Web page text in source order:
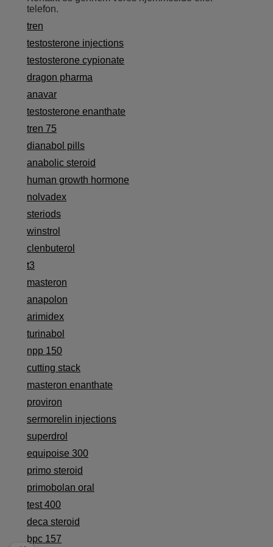
telefon.
tren
testosterone injections
testosterone cypionate
dragon pharma
anavar
testosterone enanthate
tren 75
dianabol pills
anabolic steroid
human growth hormone
nolvadex
steriods
winstrol
clenbuterol
t3
masteron
anapolon
arimidex
turinabol
npp 150
cutting stack
masteron enanthate
proviron
sermorelin injections
superdrol
equipoise 300
primo steroid
primobolan oral
test 400
deca steroid
bpc 157